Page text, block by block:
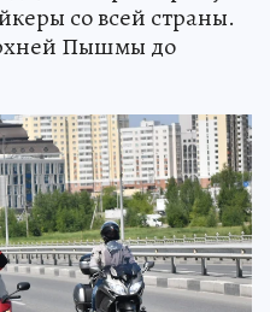
со всей страны.
Пышмы до